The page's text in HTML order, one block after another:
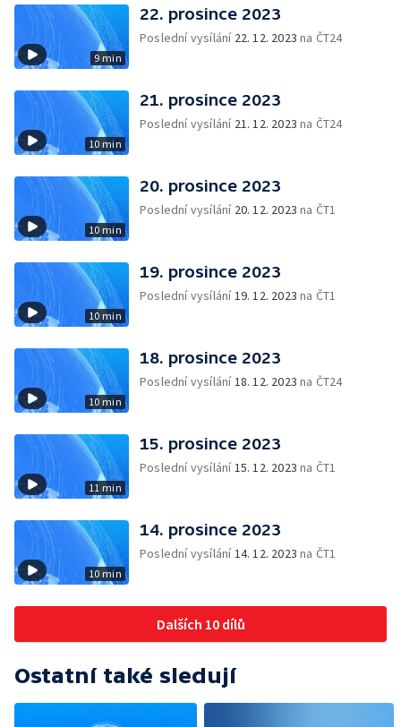
9 min
22. prosince 2023
Poslední vysílání 22. 12. 2023 na ČT24
10 min
21. prosince 2023
Poslední vysílání 21. 12. 2023 na ČT24
10 min
20. prosince 2023
Poslední vysílání 20. 12. 2023 na ČT1
10 min
19. prosince 2023
Poslední vysílání19. 12. 2023 na ČT1
10 min
18. prosince 2023
Poslední vysílání18. 12. 2023 na ČT24
11 min
15. prosince 2023
Poslední vysílání15. 12. 2023 na ČT1
10 min
14. prosince 2023
Poslední vysílání14. 12. 2023 na ČT1
Dalších 10 dílů
Ostatní také sledují